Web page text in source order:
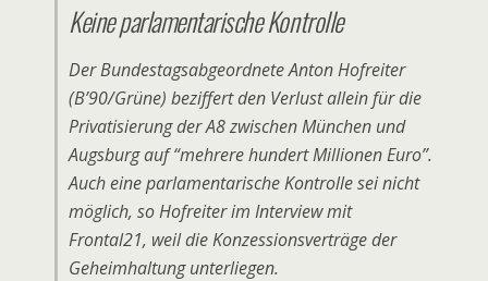
Keine parlamentarische Kontrolle
Der Bundestagsabgeordnete Anton Hofreiter
(B’90/Grüne) beziffert den Verlust allein für die
Privatisierung der A8 zwischen München und
Augsburg auf “mehrere hundert Millionen Euro”.
Auch eine parlamentarische Kontrolle sei nicht
möglich, so Hofreiter im Interview mit
Frontal21, weil die Konzessionsverträge der
Geheimhaltung unterliegen.